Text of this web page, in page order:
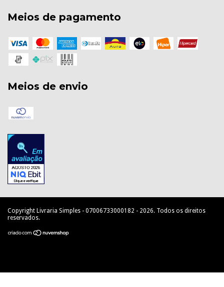
Meios de pagamento
Meios de envio
Copyright Livraria Simples - 07006733000182 - 2026. Todos os direitos
reservados.